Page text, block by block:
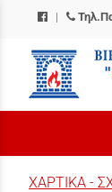
|
/
ΧΑΡΤΙΚΑ -